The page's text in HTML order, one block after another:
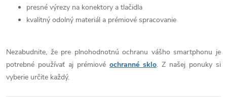
presné výrezy na konektory a tlačidla
kvalitný odolný materiál a prémiové spracovanie
Nezabudnite, že pre plnohodnotnú ochranu vášho smartphonu je
potrebné používať aj prémiové ochranné sklo. Z našej ponuky si
vyberie určite každý.